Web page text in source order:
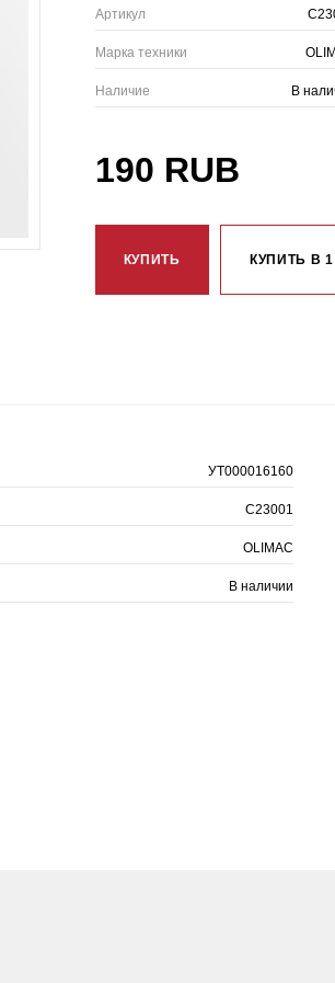
Артикул
Марка техники
Наличие В
190 RUB
КУПИТЬ КУПИТЬ В
УТ000016160
C23001
OLIMAC
В наличии